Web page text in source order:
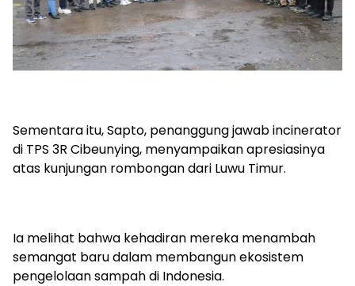
Sementara itu, Sapto, penanggung jawab incinerator
di TPS 3R Cibeunying, menyampaikan apresiasinya
atas kunjungan rombongan dari Luwu Timur.
Ia melihat bahwa kehadiran mereka menambah
semangat baru dalam membangun ekosistem
pengelolaan sampah di Indonesia.